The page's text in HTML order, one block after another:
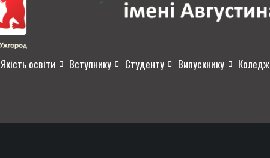
Якість освіти Вступнику Студенту Випускнику Коледж